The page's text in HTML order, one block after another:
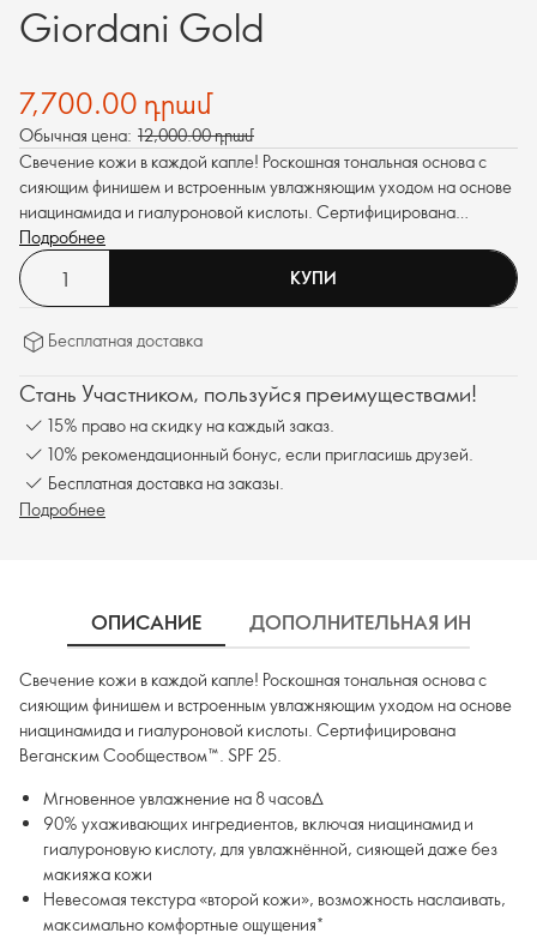
Giordani Gold
7,700.00 դրամ
Обычная цена: 12,000.00 դրամ
Свечение кожи в каждой капле! Роскошная тональная основа с
сияющим финишем и встроенным увлажняющим уходом на основе
ниацинамида и гиалуроновой кислоты. Сертифицирована
Веганским Сообществом™. SPF 25.
Подробнее
КУПИ
Бесплатная доставка
Стань Участником, пользуйся преимуществами!
15% право на скидку на каждый заказ.
10% рекомендационный бонус, если пригласишь друзей.
Бесплатная доставка на заказы.
Подробнее
ОПИСАНИЕ ДОПОЛНИТЕЛЬНАЯ
Свечение кожи в каждой капле! Роскошная тональная основа с
сияющим финишем и встроенным увлажняющим уходом на основе
ниацинамида и гиалуроновой кислоты. Сертифицирована
Веганским Сообществом™. SPF 25.
Мгновенное увлажнение на 8 часов∆
90% ухаживающих ингредиентов, включая ниацинамид и
гиалуроновую кислоту, для увлажнённой, сияющей даже без
макияжа кожи
Невесомая текстура «второй кожи», возможность наслаивать,
макcимально комфортные ощущения*